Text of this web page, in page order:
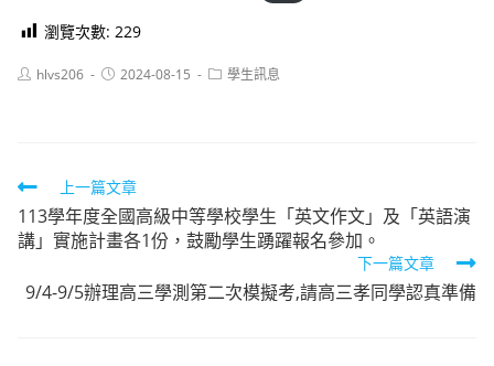
瀏覽次數: 229
Posthlvs206
Post2024-08-15
Post學生訊息
Read
more
articles
上一篇文章
113學年度全國高級中等學校學生「英文作文」及「英語演
講」實施計畫各1份，鼓勵學生踴躍報名參加。
下一篇文章
9/4-9/5辦理高三學測第二次模擬考,請高三孝同學認真準備